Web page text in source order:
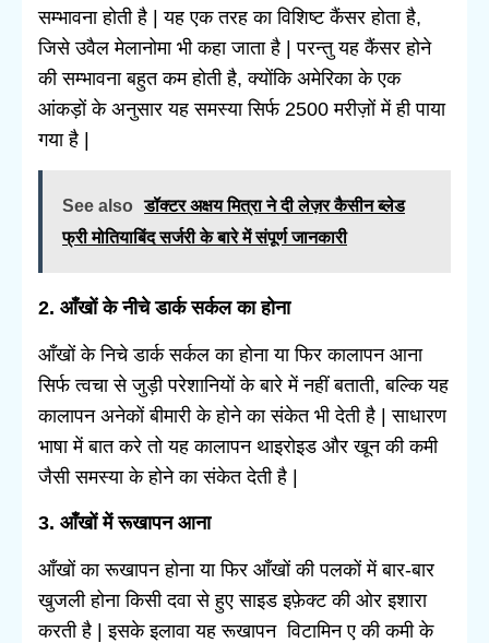
सम्भावना होती है | यह एक तरह का विशिष्ट कैंसर होता है,
जिसे उवैल मेलानोमा भी कहा जाता है | परन्तु यह कैंसर होने
की सम्भावना बहुत कम होती है, क्योंकि अमेरिका के एक
आंकड़ों के अनुसार यह समस्या सिर्फ 2500 मरीज़ों में ही पाया
गया है |
See also
डॉक्टर अक्षय मित्रा ने दी लेज़र कैसीन ब्लेड
फ्री मोतियाबिंद सर्जरी के बारे में संपूर्ण जानकारी
2. आँखों के नीचे डार्क सर्कल का होना
आँखों के निचे डार्क सर्कल का होना या फिर कालापन आना
सिर्फ त्वचा से जुड़ी परेशानियों के बारे में नहीं बताती, बल्कि यह
कालापन अनेकों बीमारी के होने का संकेत भी देती है | साधारण
भाषा में बात करे तो यह कालापन थाइरोइड और खून की कमी
जैसी समस्या के होने का संकेत देती है |
3. आँखों में रूखापन आना
आँखों का रूखापन होना या फिर आँखों की पलकों में बार-बार
खुजली होना किसी दवा से हुए साइड इफ़ेक्ट की ओर इशारा
करती है | इसके इलावा यह रूखापन विटामिन ए की कमी के